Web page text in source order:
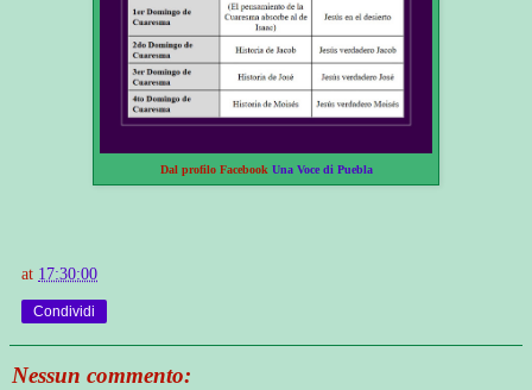
Dal profilo Facebook Una Voce di Puebla
at 17:30:00
Condividi
Nessun commento: